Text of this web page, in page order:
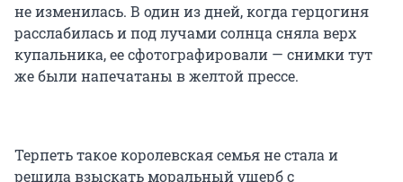
не изменилась. В один из дней, когда герцогиня
расслабилась и под лучами солнца сняла верх
купальника, ее сфотографировали — снимки тут
же были напечатаны в желтой прессе.
Терпеть такое королевская семья не стала и
решила взыскать моральный ущерб с